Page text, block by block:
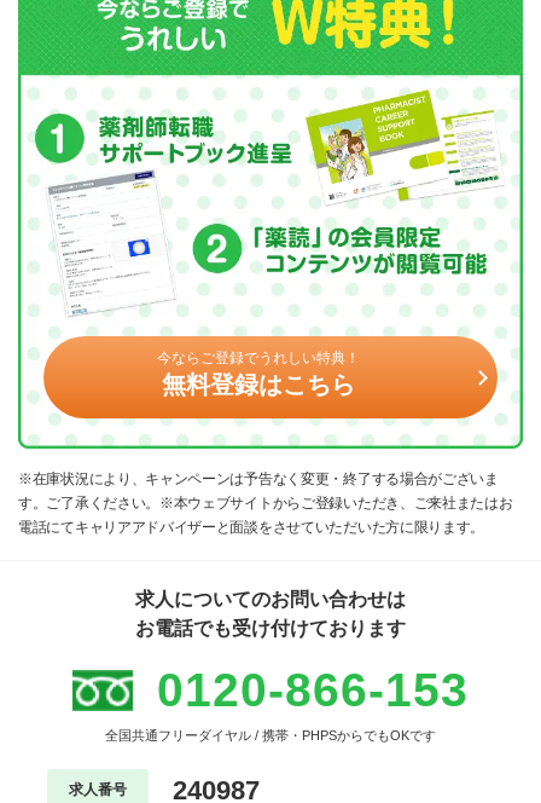
今ならご登録でうれしい特典！
無料登録はこちら
※在庫状況により、キャンペーンは予告なく変更・終了する場合がございま
す。ご了承ください。※本ウェブサイトからご登録いただき、ご来社またはお
電話にてキャリアアドバイザーと面談をさせていただいた方に限ります。
求人についてのお問い合わせは
お電話でも受け付けております
0120-866-153
全国共通フリーダイヤル / 携帯・PHPSからでもOKです
求人番号 240987